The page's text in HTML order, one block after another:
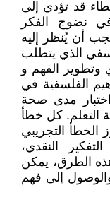
قد تؤدي إلى
في نضوج الفكر
أن يُنظر إليه
الذي يتطلب
وتطوير الفهم و
الفلسفية في
مدى صحة
التعلم. كل خطأ
التجريبي
النقدي،
الطرق، يمكن
إلى فهم